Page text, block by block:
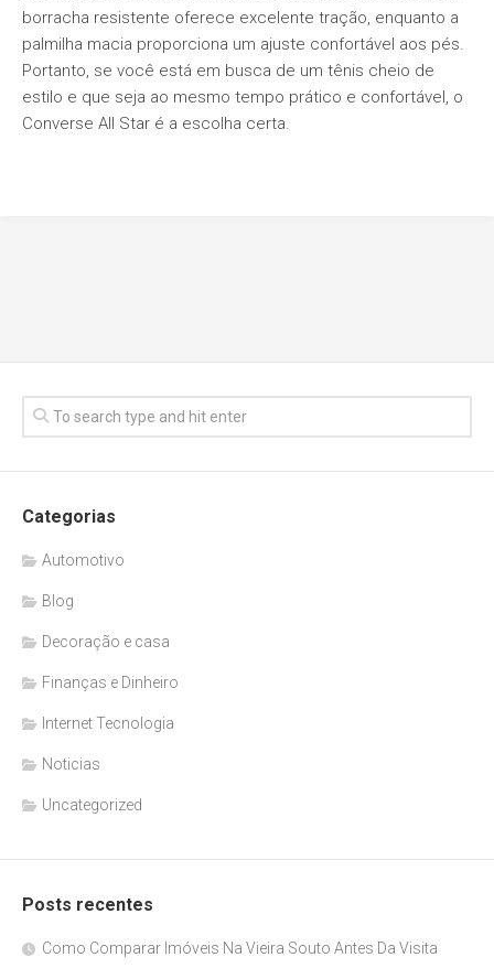
borracha resistente oferece excelente tração, enquanto a
palmilha macia proporciona um ajuste confortável aos pés.
Portanto, se você está em busca de um tênis cheio de
estilo e que seja ao mesmo tempo prático e confortável, o
Converse All Star é a escolha certa.
Categorias
Automotivo
Blog
Decoração e casa
Finanças e Dinheiro
Internet Tecnologia
Noticias
Uncategorized
Posts recentes
Como Comparar Imóveis Na Vieira Souto Antes Da Visita